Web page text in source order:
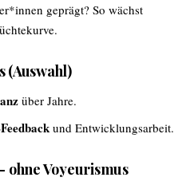
geprägt? So wächst
(Auswahl)
über Jahre.
und Entwicklungsarbeit.
ohne Voyeurismus